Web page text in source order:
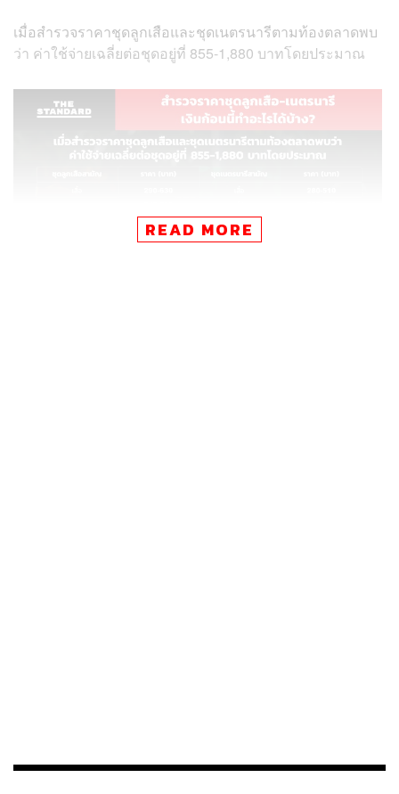
เมื่อสำรวจราคาชุดลูกเสือและชุดเนตรนารีตามท้องตลาดพบ
ว่า ค่าใช้จ่ายเฉลี่ยต่อชุดอยู่ที่ 855-1,880 บาทโดยประมาณ
READ MORE